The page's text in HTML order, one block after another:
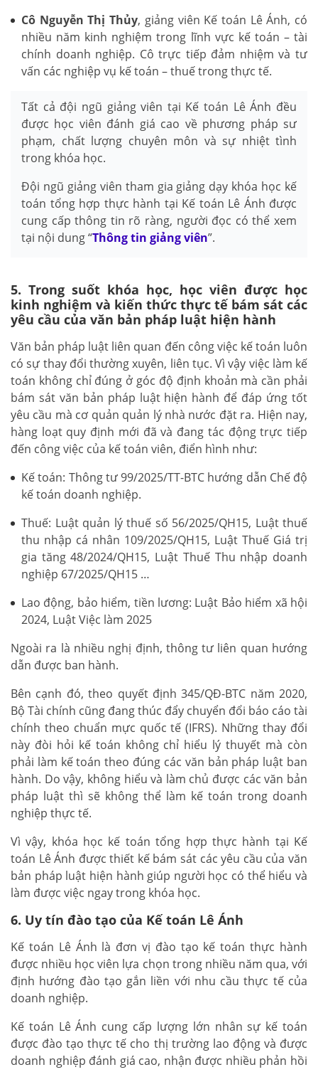
Cô Nguyễn Thị Thủy, giảng viên Kế toán Lê Ánh, có
nhiều năm kinh nghiệm trong lĩnh vực kế toán – tài
chính doanh nghiệp. Cô trực tiếp đảm nhiệm và tư
vấn các nghiệp vụ kế toán – thuế trong thực tế.
Tất cả đội ngũ giảng viên tại Kế toán Lê Ánh đều
được học viên đánh giá cao về phương pháp sư
phạm, chất lượng chuyên môn và sự nhiệt tình
trong khóa học.
Đội ngũ giảng viên tham gia giảng dạy khóa học kế
toán tổng hợp thực hành tại Kế toán Lê Ánh được
cung cấp thông tin rõ ràng, người đọc có thể xem
tại nội dung “Thông tin giảng viên”.
5. Trong suốt khóa học, học viên được học
kinh nghiệm và kiến thức thực tế bám sát các
yêu cầu của văn bản pháp luật hiện hành
Văn bản pháp luật liên quan đến công việc kế toán luôn
có sự thay đổi thường xuyên, liên tục. Vì vậy việc làm kế
toán không chỉ đúng ở góc độ định khoản mà cần phải
bám sát văn bản pháp luật hiện hành để đáp ứng tốt
yêu cầu mà cơ quản quản lý nhà nước đặt ra. Hiện nay,
hàng loạt quy định mới đã và đang tác động trực tiếp
đến công việc của kế toán viên, điển hình như:
Kế toán: Thông tư 99/2025/TT-BTC hướng dẫn Chế độ
kế toán doanh nghiệp.
Thuế: Luật quản lý thuế số 56/2025/QH15, Luật thuế
thu nhập cá nhân 109/2025/QH15, Luật Thuế Giá trị
gia tăng 48/2024/QH15, Luật Thuế Thu nhập doanh
nghiệp 67/2025/QH15 …
Lao động, bảo hiểm, tiền lương: Luật Bảo hiểm xã hội
2024, Luật Việc làm 2025
Ngoài ra là nhiều nghị định, thông tư liên quan hướng
dẫn được ban hành.
Bên cạnh đó, theo quyết định 345/QĐ-BTC năm 2020,
Bộ Tài chính cũng đang thúc đẩy chuyển đổi báo cáo tài
chính theo chuẩn mực quốc tế (IFRS). Những thay đổi
này đòi hỏi kế toán không chỉ hiểu lý thuyết mà còn
phải làm kế toán theo đúng các văn bản pháp luật ban
hành. Do vậy, không hiểu và làm chủ được các văn bản
pháp luật thì sẽ không thể làm kế toán trong doanh
nghiệp thực tế.
Vì vậy, khóa học kế toán tổng hợp thực hành tại Kế
toán Lê Ánh được thiết kế bám sát các yêu cầu của văn
bản pháp luật hiện hành giúp người học có thể hiểu và
làm được việc ngay trong khóa học.
6. Uy tín đào tạo của Kế toán Lê Ánh
Kế toán Lê Ánh là đơn vị đào tạo kế toán thực hành
được nhiều học viên lựa chọn trong nhiều năm qua, với
định hướng đào tạo gắn liền với nhu cầu thực tế của
doanh nghiệp.
Kế toán Lê Ánh cung cấp lượng lớn nhân sự kế toán
được đào tạo thực tế cho thị trường lao động và được
doanh nghiệp đánh giá cao, nhận được nhiều phản hồi